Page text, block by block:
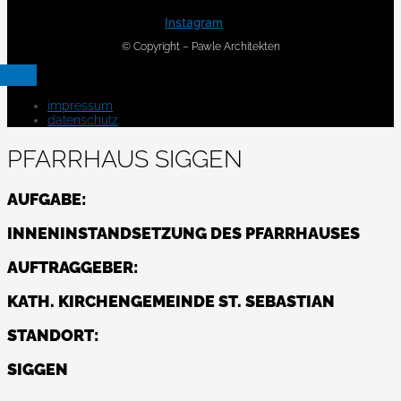
Instagram
© Copyright – Pawle Architekten
impressum
datenschutz
PFARRHAUS SIGGEN
AUFGABE:
INNENINSTANDSETZUNG DES PFARRHAUSES
AUFTRAGGEBER:
KATH. KIRCHENGEMEINDE ST. SEBASTIAN
STANDORT:
SIGGEN